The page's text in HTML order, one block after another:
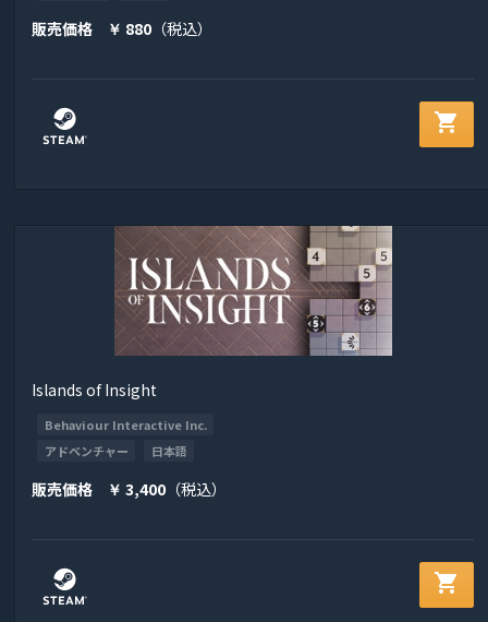
販売価格 ￥ 880 （税込）
shopping_cart
Islands of Insight
Behaviour Interactive Inc.
アドベンチャー
日本語
販売価格 ￥ 3,400 （税込）
shopping_cart